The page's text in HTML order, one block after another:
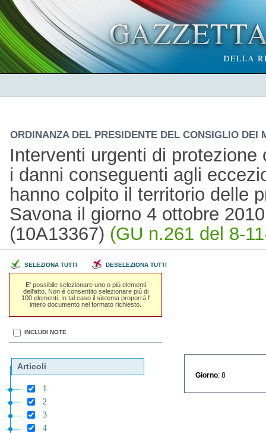
ORDINANZA DEL PRESIDENTE DEL CONSIGLIO
Interventi urgenti di
i danni conseguenti agli
hanno colpito il territorio delle
Savona il giorno 4 ottobre
(10A13367) (GU n.261 del 8-
SELEZIONA TUTTI DESELEZIONA TUTTI
E' possibile selezionare uno o piú elementi
dell'atto. Non é consentito selezionare piú di
100 elementi. In tal caso il sistema proporrá l'
intero documento nel formato richiesto.
INCLUDI NOTE
Articoli
1
2
3
4
Giorno : 8